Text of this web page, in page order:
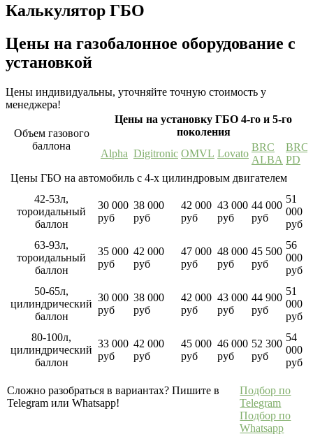
Калькулятор ГБО
Цены на газобалонное оборудование с
установкой
Цены индивидуальны, уточняйте точную стоимость у
менеджера!
Объем газового
баллона
Цены на установку ГБО 4-го и 5-го
поколения
Alpha Digitronic OMVL Lovato
BRC
ALBA
BRC
PD
Цены ГБО на автомобиль с 4-х цилиндровым двигателем
42-53л,
тороидальный
баллон
30 000
руб
38 000
руб
42 000
руб
43 000
руб
44 000
руб
51
000
руб
63-93л,
тороидальный
баллон
35 000
руб
42 000
руб
47 000
руб
48 000
руб
45 500
руб
56
000
руб
50-65л,
цилиндрический
баллон
30 000
руб
38 000
руб
42 000
руб
43 000
руб
44 900
руб
51
000
руб
80-100л,
цилиндрический
баллон
33 000
руб
42 000
руб
45 000
руб
46 000
руб
52 300
руб
54
000
руб
Сложно разобраться в вариантах? Пишите в
Telegram или Whatsapp!
Подбор по
Telegram
Подбор по
Whatsapp